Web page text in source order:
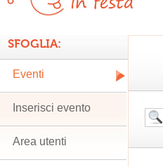
SFOGLIA:
Eventi
Inserisci evento
Area utenti